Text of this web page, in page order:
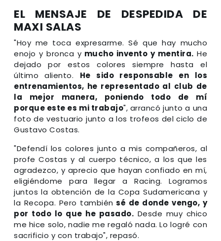
EL MENSAJE DE DESPEDIDA DE
MAXI SALAS
"Hoy me toca expresarme. Sé que hay mucho
enojo y bronca y mucho invento y mentira. He
dejado por estos colores siempre hasta el
último aliento. He sido responsable en los
entrenamientos, he representado al club de
la mejor manera, poniendo todo de mí
porque este es mi trabajo", arrancó junto a una
foto de vestuario junto a los trofeos del ciclo de
Gustavo Costas.
"Defendí los colores junto a mis compañeros, al
profe Costas y al cuerpo técnico, a los que les
agradezco, y aprecio que hayan confiado en mí,
eligiéndome para llegar a Racing. Logramos
juntos la obtención de la Copa Sudamericana y
la Recopa. Pero también sé de donde vengo, y
por todo lo que he pasado. Desde muy chico
me hice solo, nadie me regaló nada. Lo logré con
sacrificio y con trabajo", repasó.